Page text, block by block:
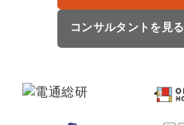
代表メッセージ（岩野圭佑）
認定パートナー
コンサルタントを見る